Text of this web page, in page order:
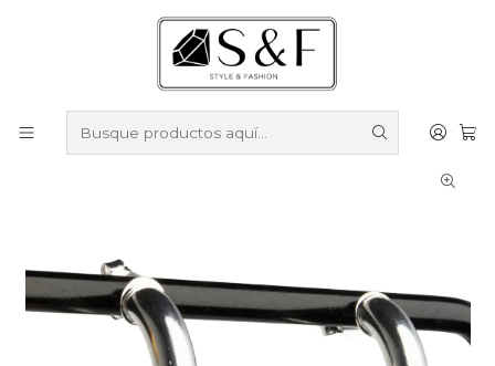
Compra sobre $50.000 en productos y obtén un 40% de
Despacho gratis por compras sobre $100.000
Aros
Aros Enchapados en Plata
Aros de argolla tubular enchapados en plata